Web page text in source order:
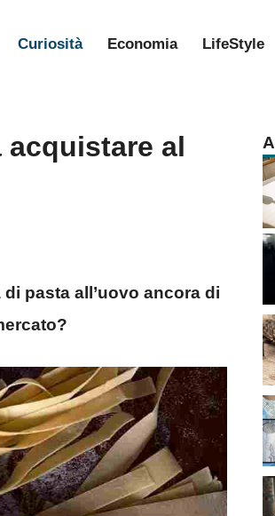
Curiosità Economia LifeStyle
al
pasta all’uovo ancora di